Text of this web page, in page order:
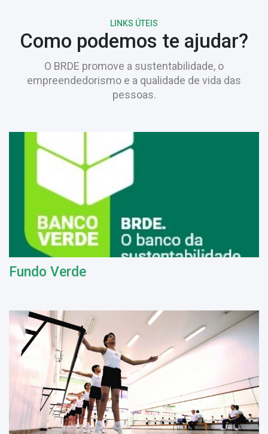
LINKS ÚTEIS
Como podemos te ajudar?
O BRDE promove a sustentabilidade, o
empreendedorismo e a qualidade de vida das
pessoas.
Fundo Verde